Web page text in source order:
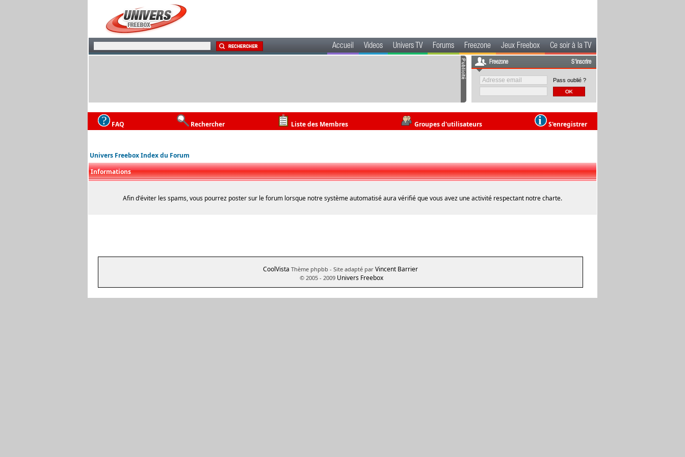
Accueil Videos Univers TV Forums Freezone Jeux Freebox Ce soir à la TV
Freezone S'inscrire
Pass oublié ?
FAQ Rechercher Liste des Membres Groupes d'utilisateurs S'enregistrer
Univers Freebox Index du Forum
Informations
Afin d'éviter les spams, vous pourrez poster sur le forum lorsque notre système automatisé aura vérifié que vous avez une activité respectant notre charte.
CoolVista Thème phpbb - Site adapté par Vincent Barrier
© 2005 - 2009 Univers Freebox